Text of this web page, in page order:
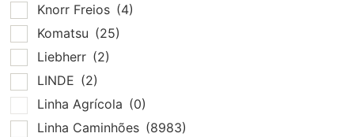
Knorr Freios (4)
Komatsu (25)
Liebherr (2)
LINDE (2)
Linha Agrícola (0)
Linha Caminhões (8983)